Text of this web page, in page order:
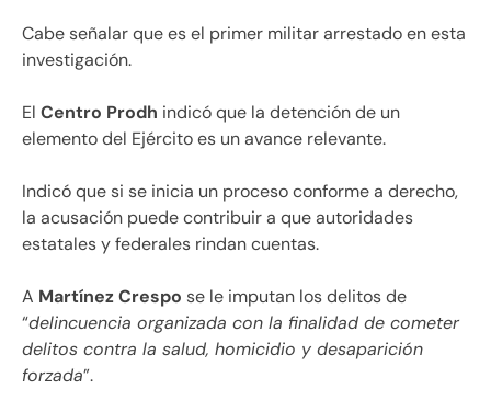
Cabe señalar que es el primer militar arrestado en esta
investigación.
El Centro Prodh indicó que la detención de un
elemento del Ejército es un avance relevante.
Indicó que si se inicia un proceso conforme a derecho,
la acusación puede contribuir a que autoridades
estatales y federales rindan cuentas.
A Martínez Crespo se le imputan los delitos de
“delincuencia organizada con la finalidad de cometer
delitos contra la salud, homicidio y desaparición
forzada”.